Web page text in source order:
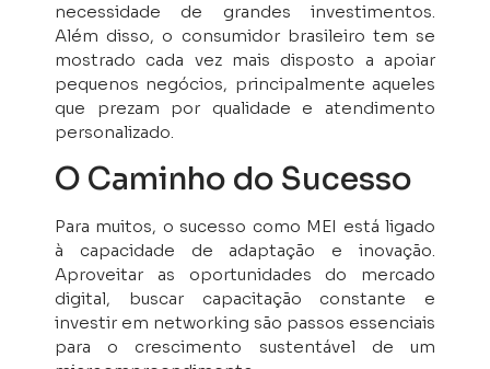
necessidade de grandes investimentos.
Além disso, o consumidor brasileiro tem se
mostrado cada vez mais disposto a apoiar
pequenos negócios, principalmente aqueles
que prezam por qualidade e atendimento
personalizado.
O Caminho do Sucesso
Para muitos, o sucesso como MEI está ligado
à capacidade de adaptação e inovação.
Aproveitar as oportunidades do mercado
digital, buscar capacitação constante e
investir em networking são passos essenciais
para o crescimento sustentável de um